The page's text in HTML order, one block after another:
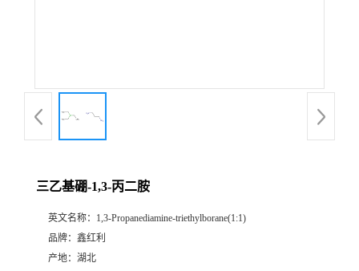
三乙基硼-1,3-丙二胺
英文名称： 1,3-Propanediamine-triethylborane(1:1)
品牌： 鑫红利
产地： 湖北